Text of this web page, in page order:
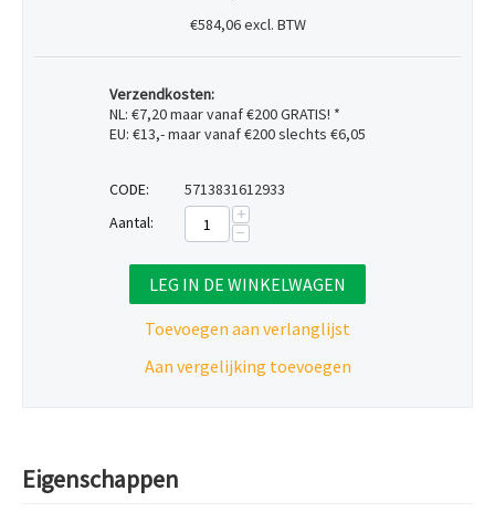
€584,06 excl. BTW
Verzendkosten:
NL: €7,20 maar vanaf €200 GRATIS! *
EU: €13,- maar vanaf €200 slechts €6,05
CODE:
5713831612933
Aantal:
+
−
LEG IN DE WINKELWAGEN
Toevoegen aan verlanglijst
Aan vergelijking toevoegen
Eigenschappen